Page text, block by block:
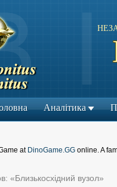
Аналітика
at DinoGame.GG online. A
«Близькосхідний вузол»